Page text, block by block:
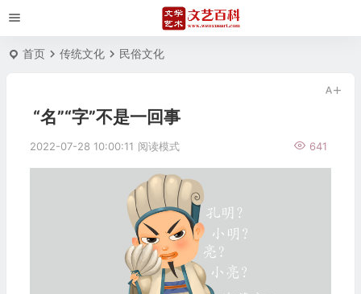
首页 传统文化 民俗文化
“名”“字”不是一回事
2022-07-28 10:00:11 641
阅读模式